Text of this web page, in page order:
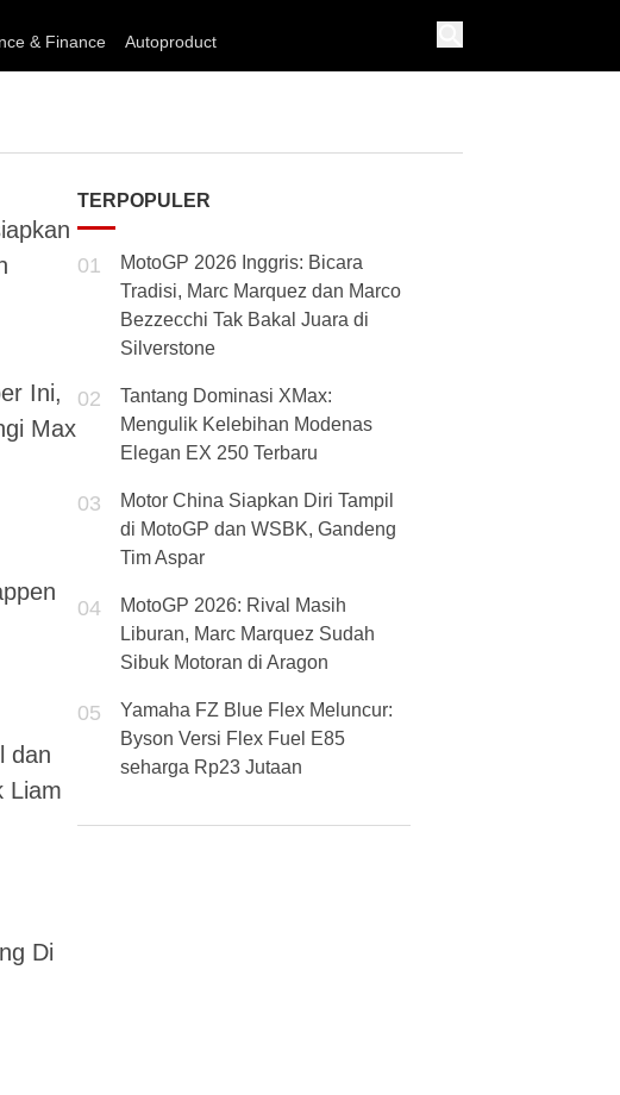
& Finance Autoproduct
Ini,
Max
dan
Liam
Di
TERPOPULER
01
MotoGP 2026 Inggris: Bicara
Tradisi, Marc Marquez dan Marco
Bezzecchi Tak Bakal Juara di
Silverstone
02
Tantang Dominasi XMax:
Mengulik Kelebihan Modenas
Elegan EX 250 Terbaru
03
Motor China Siapkan Diri Tampil
di MotoGP dan WSBK, Gandeng
Tim Aspar
04
MotoGP 2026: Rival Masih
Liburan, Marc Marquez Sudah
Sibuk Motoran di Aragon
05
Yamaha FZ Blue Flex Meluncur:
Byson Versi Flex Fuel E85
seharga Rp23 Jutaan